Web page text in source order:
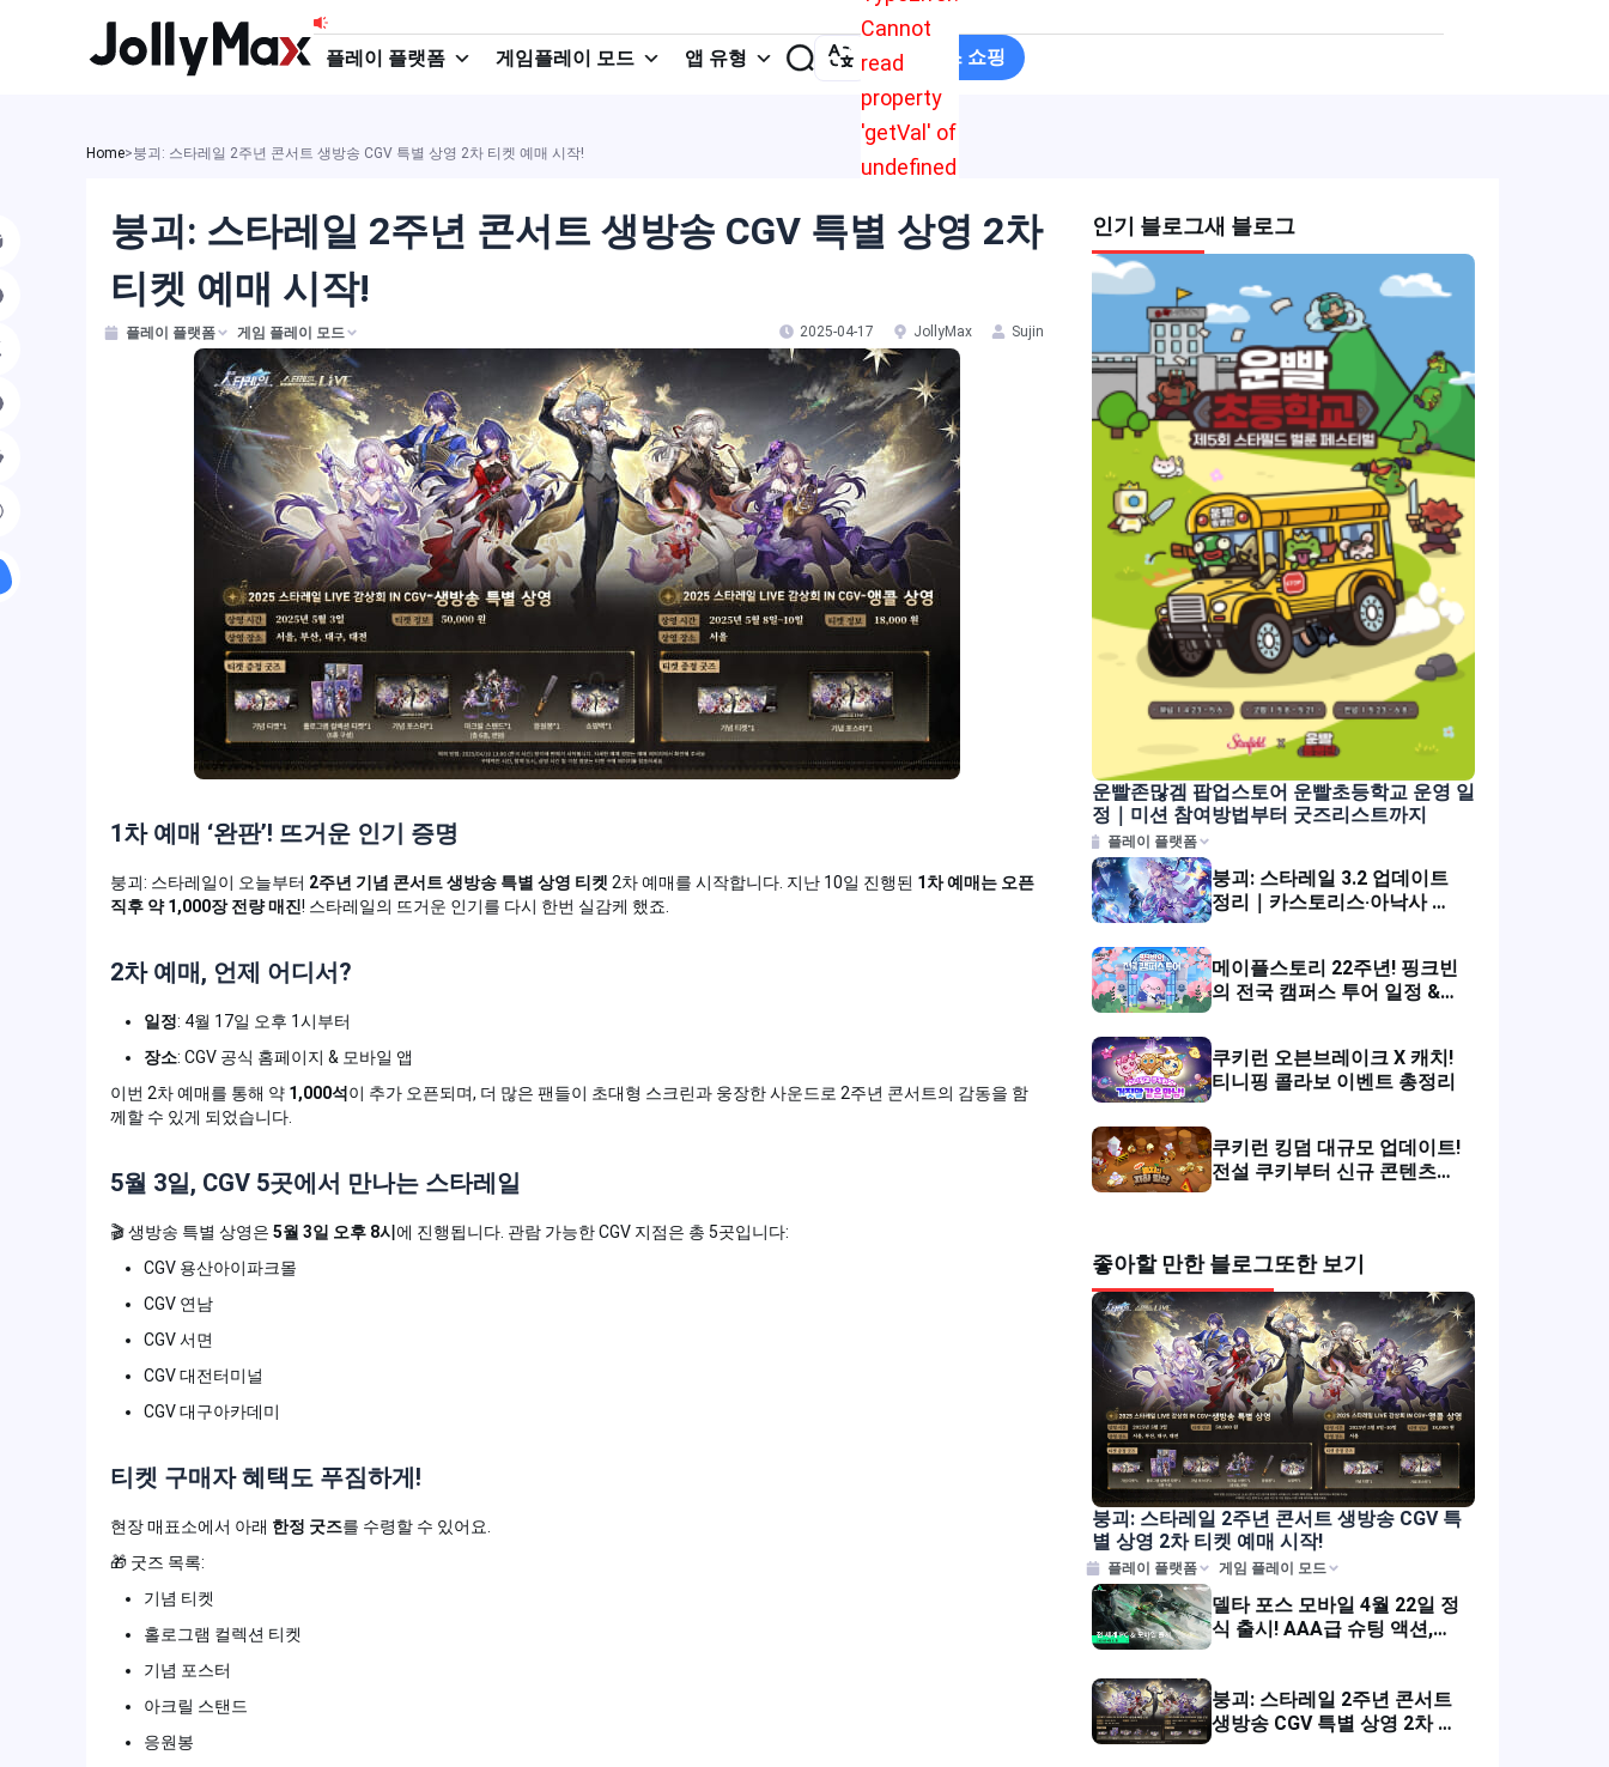
Cannot
read
property
'getVal' of
undefined
플레이 플랫폼 게임플레이 모드 앱 유형 졸리맥스 쇼핑
Home>붕괴: 스타레일 2주년 콘서트 생방송 CGV 특별 상영 2차 티켓 예매 시작!
붕괴: 스타레일 2주년 콘서트 생방송 CGV 특별 상영 2차
티켓 예매 시작!
플레이 플랫폼 게임 플레이 모드 2025-04-17 JollyMax Sujin
1차 예매 ‘완판’! 뜨거운 인기 증명
붕괴: 스타레일이 오늘부터 2주년 기념 콘서트 생방송 특별 상영 티켓 2차 예매를 시작합니다. 지난 10일 진행된 1차 예매는 오픈
직후 약 1,000장 전량 매진 ! 스타레일의 뜨거운 인기를 다시 한번 실감케 했죠.
2차 예매, 언제 어디서?
일정: 4월 17일 오후 1시부터
장소: CGV 공식 홈페이지 & 모바일 앱
이번 2차 예매를 통해 약 1,000석 이 추가 오픈되며, 더 많은 팬들이 초대형 스크린과 웅장한 사운드로 2주년 콘서트의 감동을 함
께할 수 있게 되었습니다.
5월 3일, CGV 5곳에서 만나는 스타레일
🎬 생방송 특별 상영은 5월 3일 오후 8시 에 진행됩니다. 관람 가능한 CGV 지점은 총 5곳입니다:
CGV 용산아이파크몰
CGV 연남
CGV 서면
CGV 대전터미널
CGV 대구아카데미
티켓 구매자 혜택도 푸짐하게!
현장 매표소에서 아래 한정 굿즈를 수령할 수 있어요.
🎁 굿즈 목록:
기념 티켓
홀로그램 컬렉션 티켓
기념 포스터
아크릴 스탠드
응원봉
인기 블로그새 블로그
운빨존많겜 팝업스토어 운빨초등학교 운영 일
정｜미션 참여방법부터 굿즈리스트까지
플레이 플랫폼
붕괴: 스타레일 3.2 업데이트
정리｜카스토리스·아낙사 등
메이플스토리 22주년! 핑크빈
의 전국 캠퍼스 투어 일정 &
쿠키런 오븐브레이크 X 캐치!
티니핑 콜라보 이벤트 총정리
쿠키런 킹덤 대규모 업데이트!
전설 쿠키부터 신규 콘텐츠까
좋아할 만한 블로그또한 보기
붕괴: 스타레일 2주년 콘서트 생방송 CGV 특
별 상영 2차 티켓 예매 시작!
플레이 플랫폼 게임 플레이 모드
델타 포스 모바일 4월 22일 정
식 출시! AAA급 슈팅 액션,
붕괴: 스타레일 2주년 콘서트
생방송 CGV 특별 상영 2차 티